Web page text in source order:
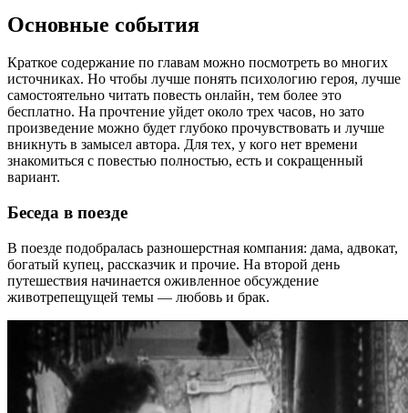
Основные события
Краткое содержание по главам можно посмотреть во многих
источниках. Но чтобы лучше понять психологию героя, лучше
самостоятельно читать повесть онлайн, тем более это
бесплатно. На прочтение уйдет около трех часов, но зато
произведение можно будет глубоко прочувствовать и лучше
вникнуть в замысел автора. Для тех, у кого нет времени
знакомиться с повестью полностью, есть и сокращенный
вариант.
Беседа в поезде
В поезде подобралась разношерстная компания: дама, адвокат,
богатый купец, рассказчик и прочие. На второй день
путешествия начинается оживленное обсуждение
животрепещущей темы — любовь и брак.